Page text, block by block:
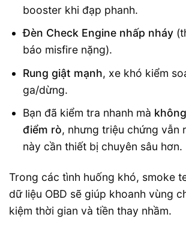
booster khi đạp phanh.
Đèn Check Engine nhấp nháy
báo misfire nặng).
Rung giật mạnh, xe khó kiểm
ga/dừng.
Bạn đã kiểm tra nhanh mà
điểm rò, nhưng triệu chứng vẫn
này cần thiết bị chuyên sâu hơn.
Trong các tình huống khó, smoke
dữ liệu OBD sẽ giúp khoanh vùng
kiệm thời gian và tiền thay nhầm.